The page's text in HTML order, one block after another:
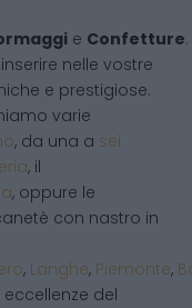
e Confetture.
nelle vostre
e prestigiose.
varie
, da una a sei
, il
, oppure le
con nastro in
, Langhe, Piemonte,
del